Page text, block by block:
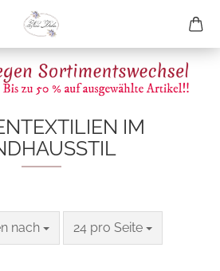
IM
nach
nach 24 pro Seite
pro Seite